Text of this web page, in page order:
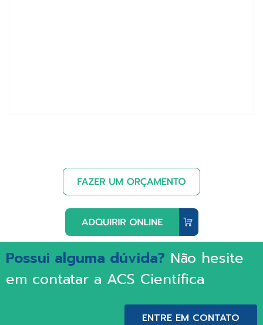
Possui alguma dúvida? Não hesite
em contatar a ACS Científica
ENTRE EM CONTATO